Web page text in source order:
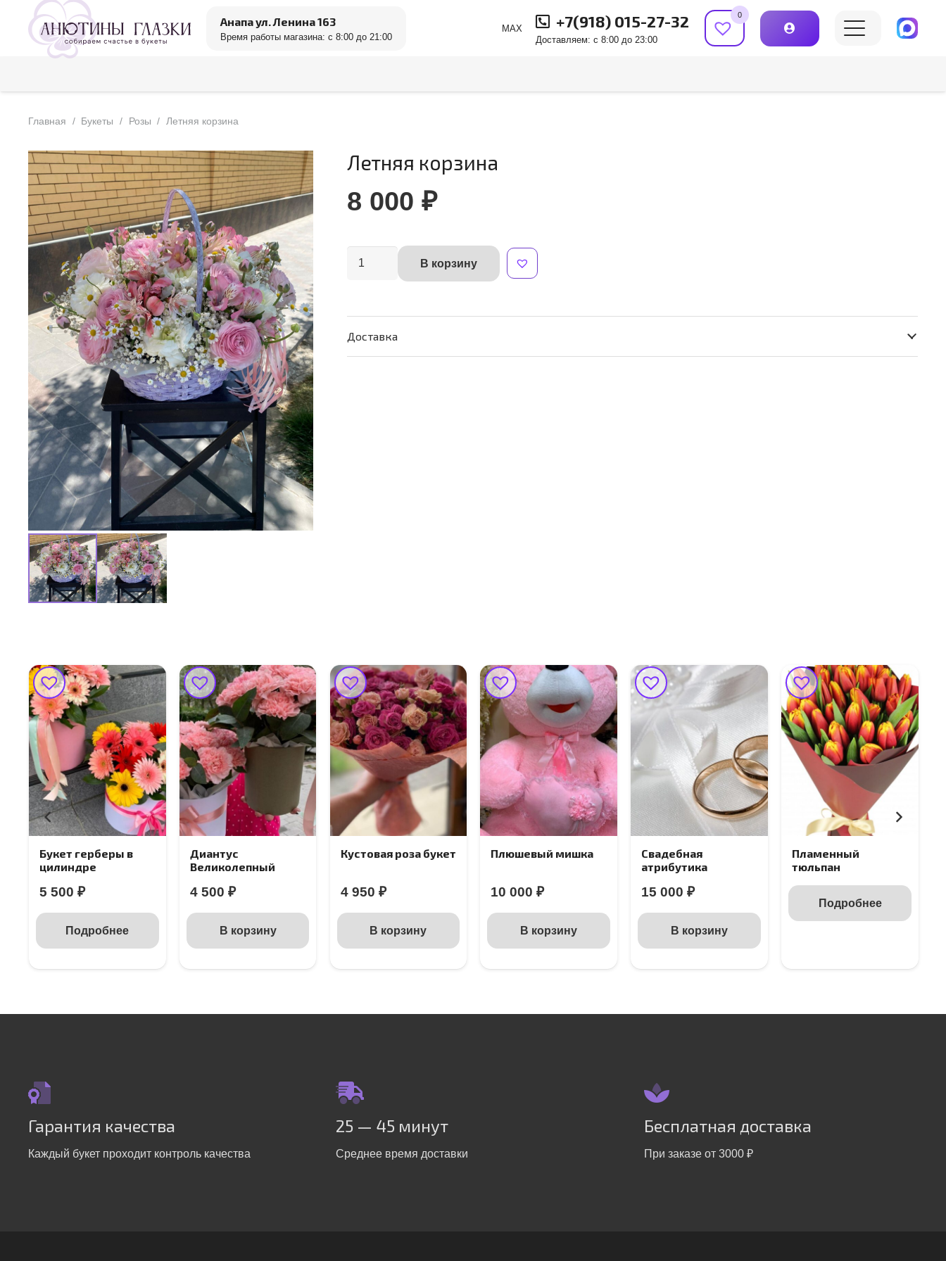
Анапа ул. Ленина 163
Время работы магазина: с 8:00 до 21:00
MAX +7(918) 015-27-32
Доставляем: с 8:00 до 23:00
0
Главная / Букеты / Розы / Летняя корзина
Летняя корзина
8 000₽
Количество
корзина
В корзину
Alternative:
Доставка
Букет герберы в
цилиндре
5 500 ₽
Подробнее
Диантус
Великолепный
4 500 ₽
В корзину
Кустовая роза букет
4 950 ₽
В корзину
Плюшевый мишка
10 000₽
В корзину
Свадебная
атрибутика
15 000₽
В корзину
Пламенный
тюльпан
Подробнее
Гарантия качества
Каждый букет проходит контроль качества
25 — 45 минут
Среднее время доставки
Бесплатная доставка
При заказе от 3000 ₽